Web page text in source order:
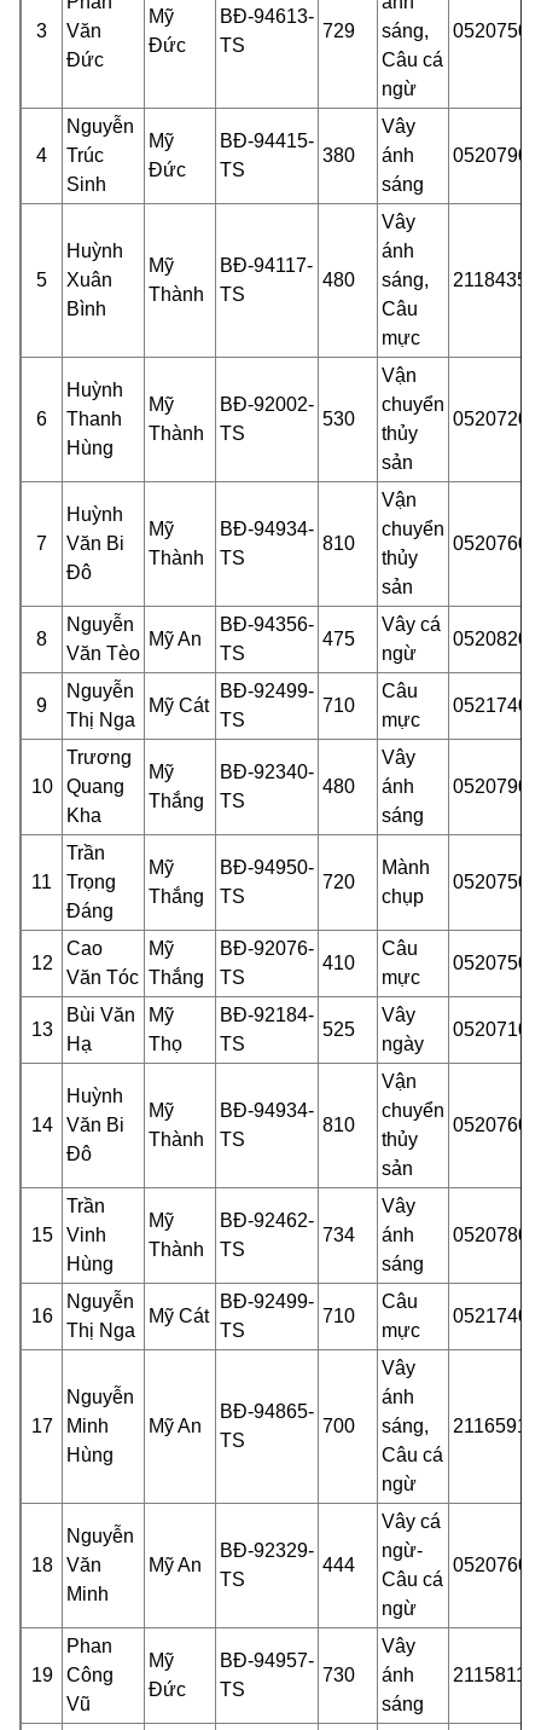
3
Văn
Đức
Mỹ
Đức
BĐ-94613-
TS
729
sáng,
Câu cá
ngừ
4
Nguyễn
Trúc
Sinh
Mỹ
Đức
BĐ-94415-
TS
380
Vây
ánh
sáng
5
Huỳnh
Xuân
Bình
Mỹ
Thành
BĐ-94117-
TS
480
Vây
ánh
sáng,
Câu
mực
6
Huỳnh
Thanh
Hùng
Mỹ
Thành
BĐ-92002-
TS
530
Vận
chuyển
thủy
sản
7
Huỳnh
Văn Bi
Đô
Mỹ
Thành
BĐ-94934-
TS
810
Vận
chuyển
thủy
sản
8
Nguyễn
Văn Tèo
Mỹ An
BĐ-94356-
TS
475
Vây cá
ngừ
9
Nguyễn
Thị Nga
Mỹ Cát
BĐ-92499-
TS
710
Câu
mực
10
Trương
Quang
Kha
Mỹ
Thắng
BĐ-92340-
TS
480
Vây
ánh
sáng
11
Trần
Trọng
Đáng
Mỹ
Thắng
BĐ-94950-
TS
720
Mành
chụp
12
Cao
Văn Tóc
Mỹ
Thắng
BĐ-92076-
TS
410
Câu
mực
13
Bùi Văn
Hạ
Mỹ
Thọ
BĐ-92184-
TS
525
Vây
ngày
14
Huỳnh
Văn Bi
Đô
Mỹ
Thành
BĐ-94934-
TS
810
Vận
chuyển
thủy
sản
15
Trần
Vinh
Hùng
Mỹ
Thành
BĐ-92462-
TS
734
Vây
ánh
sáng
16
Nguyễn
Thị Nga
Mỹ Cát
BĐ-92499-
TS
710
Câu
mực
17
Nguyễn
Minh
Hùng
Mỹ An
BĐ-94865-
TS
700
Vây
ánh
sáng,
Câu cá
ngừ
18
Nguyễn
Văn
Minh
Mỹ An
BĐ-92329-
TS
444
Vây cá
ngừ-
Câu cá
ngừ
19
Phan
Công
Vũ
Mỹ
Đức
BĐ-94957-
TS
730
Vây
ánh
sáng